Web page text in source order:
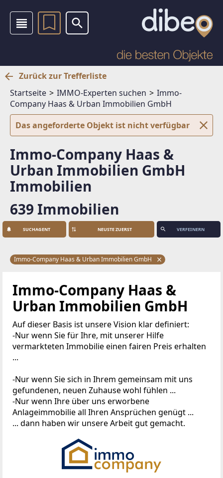
Zurück zur Trefferliste
Startseite
IMMO-Experten suchen
Immo-
Company Haas & Urban Immobilien GmbH
Das angeforderte Objekt ist nicht verfügbar
Immo-Company Haas &
Urban Immobilien GmbH
Immobilien
639 Immobilien
SUCHAGENT VERFEINERN
Immo-Company Haas & Urban Immobilien GmbH
Immo-Company Haas &
Urban Immobilien GmbH
Auf dieser Basis ist unsere Vision klar definiert:
-Nur wenn Sie für Ihre, mit unserer Hilfe
vermarkteten Immobilie einen fairen Preis erhalten
...
-Nur wenn Sie sich in Ihrem gemeinsam mit uns
gefundenen, neuen Zuhause wohl fühlen ...
-Nur wenn Ihre über uns erworbene
Anlageimmobilie all Ihren Ansprüchen genügt ...
... dann haben wir unsere Arbeit gut gemacht.